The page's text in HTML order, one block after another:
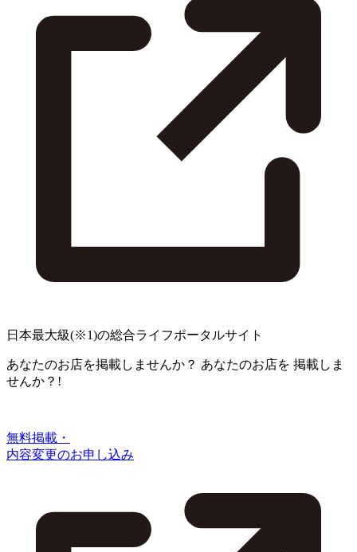
日本最大級(※1)の総合ライフポータルサイト
あなたのお店を掲載しませんか？ あなたのお店を 掲載しま
せんか？!
無料掲載・
内容変更のお申し込み